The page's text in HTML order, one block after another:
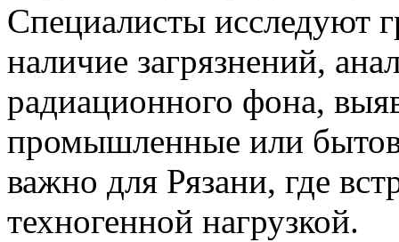
Специалисты исследуют
наличие загрязнений,
радиационного фона,
промышленные или
важно для Рязани, где
техногенной нагрузкой.